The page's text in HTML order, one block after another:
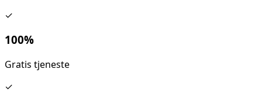
✓
100%
Gratis tjeneste
✓